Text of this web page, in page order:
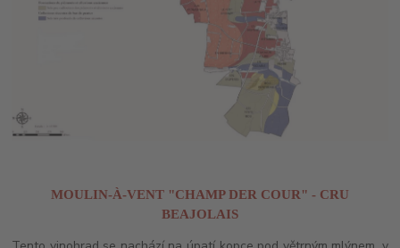
MOULIN-À-VENT "CHAMP DER COUR" - CRU
BEAJOLAIS